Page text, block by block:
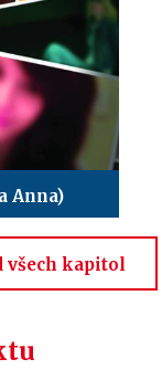
Anna)
všech kapitol